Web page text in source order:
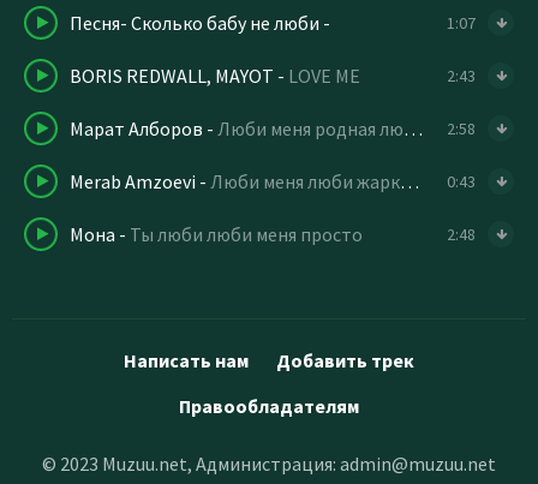
Песня- Сколько бабу не люби - 1:07
BORIS REDWALL, MAYOT - LOVE ME 2:43
Марат Алборов - Люби меня родная люби меня люби 2:58
Merab Amzoevi - Люби меня люби жарким огнём (cover) 0:43
Мона - Ты люби люби меня просто 2:48
Написать нам
Добавить трек
Правообладателям
© 2023 Muzuu.net, Администрация: admin@muzuu.net